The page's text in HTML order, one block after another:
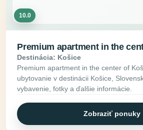
10.0
Premium apartment in the
Destinácia: Košice
Premium apartment in the center of
ubytovanie v destinácii Košice,
vybavenie, fotky a ďalšie informácie.
Zobraziť ponuky